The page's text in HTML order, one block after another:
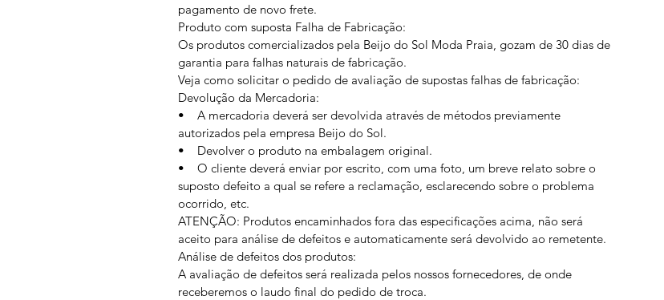
pagamento de novo frete.
Produto com suposta Falha de Fabricação:
Os produtos comercializados pela Beijo do Sol Moda Praia, gozam de 30 dias de
garantia para falhas naturais de fabricação.
Veja como solicitar o pedido de avaliação de supostas falhas de fabricação:
Devolução da Mercadoria:
• A mercadoria deverá ser devolvida através de métodos previamente
autorizados pela empresa Beijo do Sol.
• Devolver o produto na embalagem original.
• O cliente deverá enviar por escrito, com uma foto, um breve relato sobre o
suposto defeito a qual se refere a reclamação, esclarecendo sobre o problema
ocorrido, etc.
ATENÇÃO: Produtos encaminhados fora das especificações acima, não será
aceito para análise de defeitos e automaticamente será devolvido ao remetente.
Análise de defeitos dos produtos:
A avaliação de defeitos será realizada pelos nossos fornecedores, de onde
receberemos o laudo final do pedido de troca.